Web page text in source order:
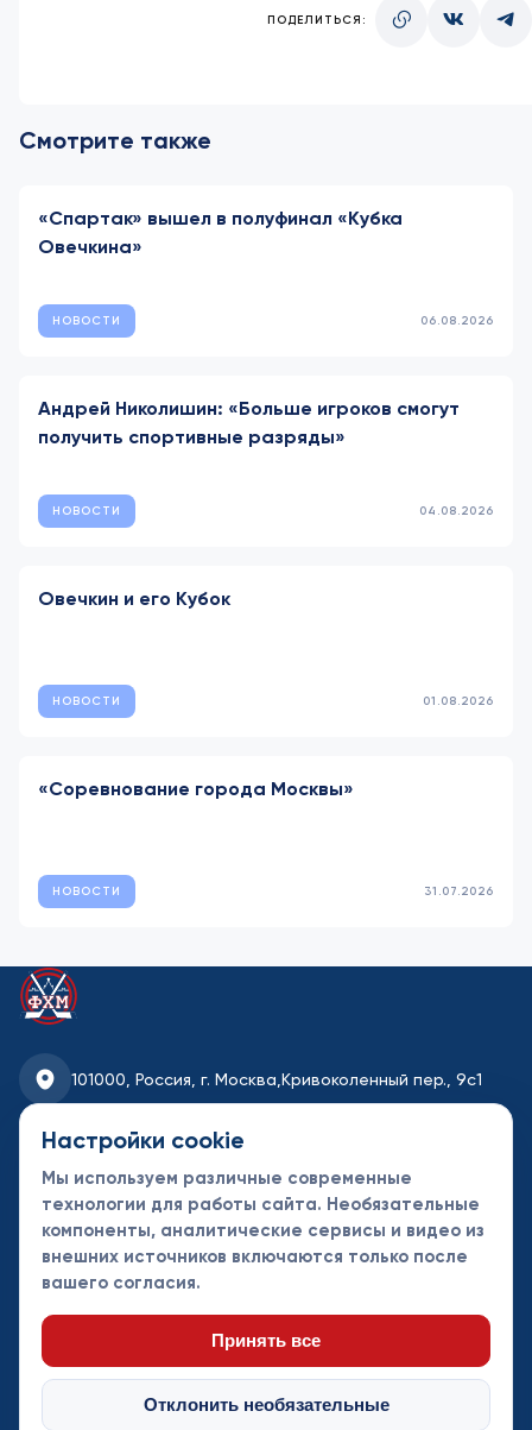
ПОДЕЛИТЬСЯ:
Смотрите также
«Спартак» вышел в полуфинал «Кубка
Овечкина»
НОВОСТИ 06.08.2026
Андрей Николишин: «Больше игроков смогут
получить спортивные разряды»
НОВОСТИ 04.08.2026
Овечкин и его Кубок
НОВОСТИ 01.08.2026
«Соревнование города Москвы»
НОВОСТИ 31.07.2026
101000, Россия, г. Москва, Кривоколенный пер., 9с1
fhmoscow@mail.ru
8-495-621-35-95
Новости
Турниры
Контакты
партнеры
Настройки cookie
Мы используем различные современные
технологии для работы сайта. Необязательные
компоненты, аналитические сервисы и видео из
внешних источников включаются только после
вашего согласия.
Принять все
Отклонить необязательные